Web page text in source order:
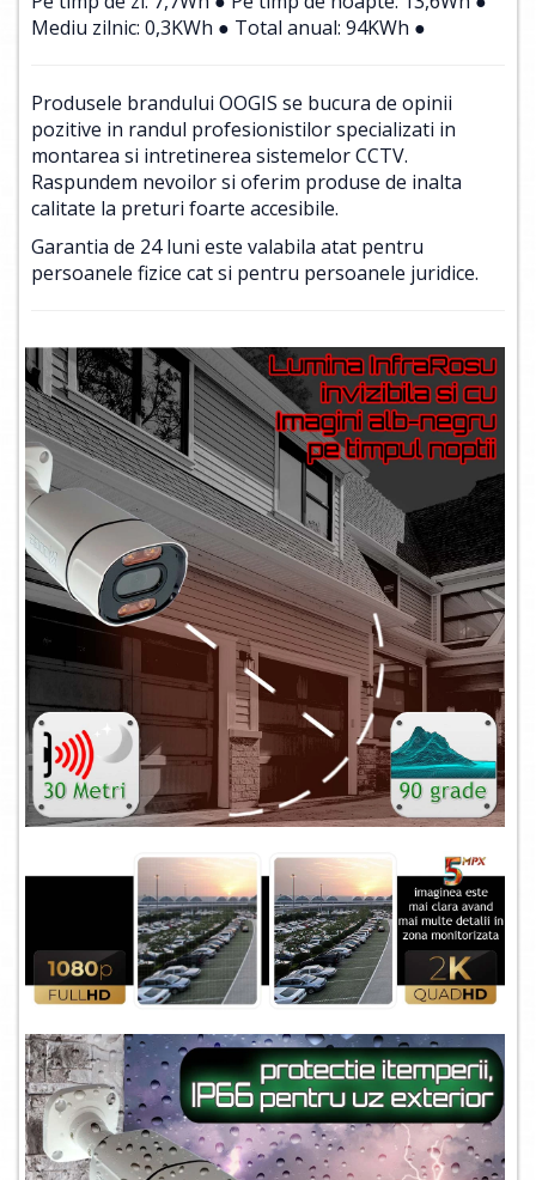
Mediu zilnic: 0,3KWh ● Total anual: 94KWh ●
Produsele brandului OOGIS se bucura de opinii
pozitive in randul profesionistilor specializati in
montarea si intretinerea sistemelor CCTV.
Raspundem nevoilor si oferim produse de inalta
calitate la preturi foarte accesibile.
Garantia de 24 luni este valabila atat pentru
persoanele fizice cat si pentru persoanele juridice.